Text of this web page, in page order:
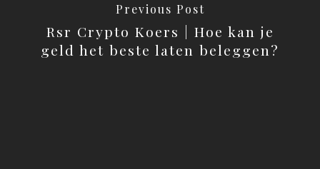
Previous Post
Rsr Crypto Koers | Hoe kan je
geld het beste laten beleggen?